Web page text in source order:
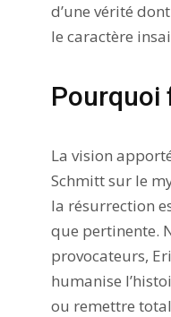
d’une vérité
le caractère
Pourquoi
La vision
Schmitt sur le
la résurrection
que pertinente.
provocateurs,
humanise
ou remettre